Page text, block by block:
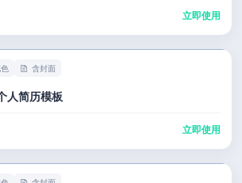
立即使用
含封面
人简历模板
立即使用